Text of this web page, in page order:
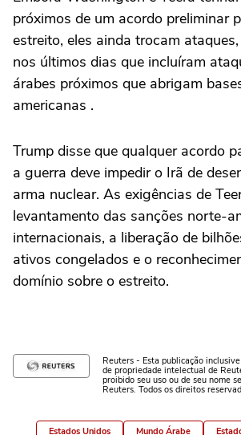
próximos de um acordo preliminar
estreito, eles ainda trocam
nos últimos dias que incluíram
árabes próximos que abrigam
americanas .
Trump disse que qualquer acordo
a guerra deve impedir o Irã de
arma nuclear. As exigências de
levantamento das sanções norte-
internacionais, a liberação de
ativos congelados e o
domínio sobre o estreito.
Reuters - Esta publicação
de propriedade intelectual de
proibido seu uso ou de seu nome
Reuters. Todos os direitos
Estados Unidos Mundo Árabe